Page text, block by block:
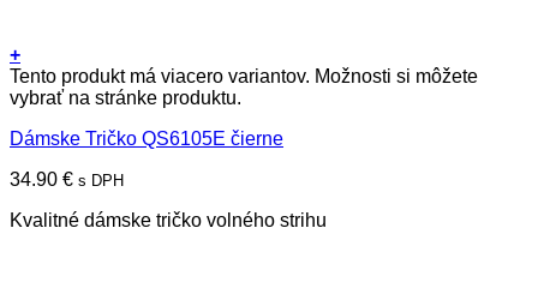
+
Tento produkt má viacero variantov. Možnosti si môžete
vybrať na stránke produktu.
Dámske Tričko QS6105E čierne
34.90 € s DPH
Kvalitné dámske tričko volného strihu